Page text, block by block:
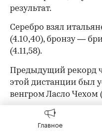
результат.
Серебро взял
(4.10,40), бронзу —
(4.11,58).
Предыдущий рекорд
этой дистанции был
венгром Ласло Чехом
Бородин является
и бронзовым
Главное